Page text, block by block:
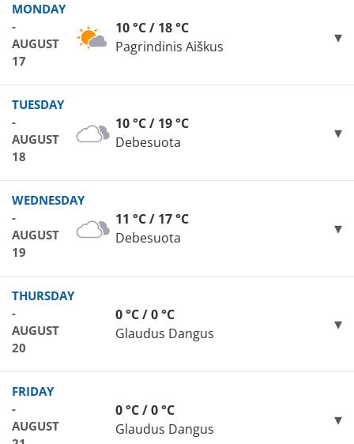
MONDAY
-
AUGUST
17
10 °C / 18 °C
Pagrindinis Aiškus
TUESDAY
-
AUGUST
18
10 °C / 19 °C
Debesuota
WEDNESDAY
-
AUGUST
19
11 °C / 17 °C
Debesuota
THURSDAY
-
AUGUST
20
0 °C / 0 °C
Glaudus Dangus
FRIDAY
-
AUGUST
0 °C / 0 °C
Glaudus Dangus